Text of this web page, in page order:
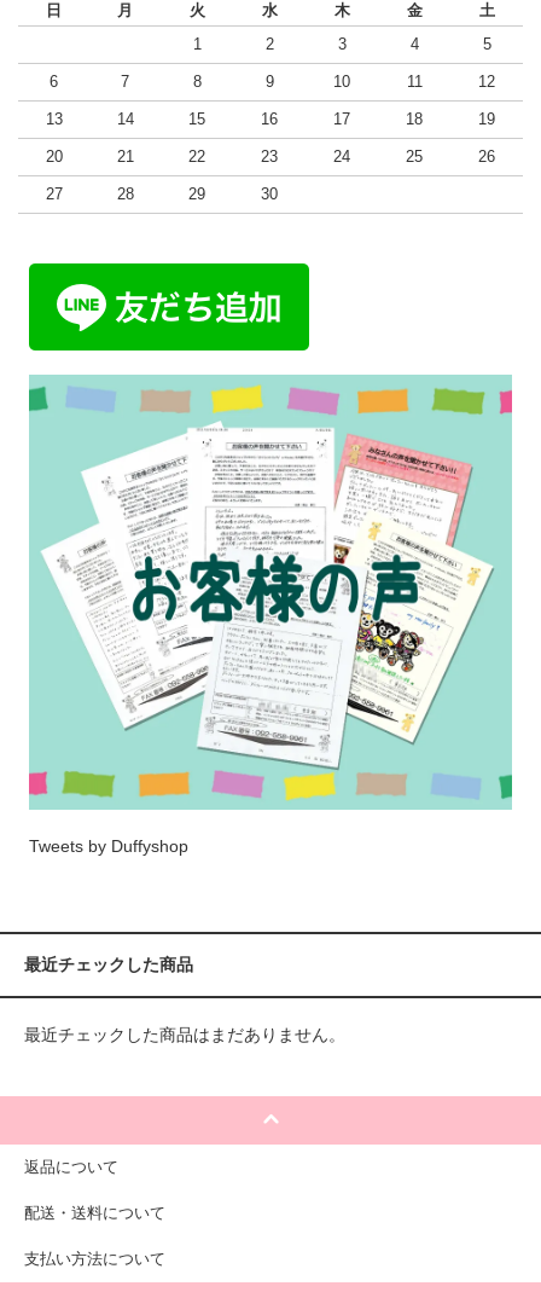
日 月 火 水 木 金
土
1
2 3 4 5
6 7 8 9 10 11 12
13 14 15 16 17 18 19
20 21 22 23 24 25 26
27 28 29 30
Tweets by Duffyshop
最近チェックした商品
最近チェックした商品はまだありません。
返品について
配送・送料について
支払い方法について